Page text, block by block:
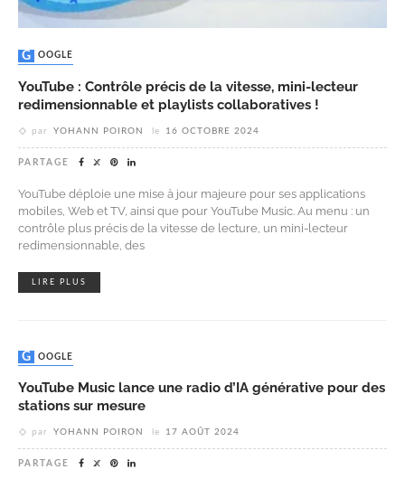
GOOGLE
YouTube : Contrôle précis de la vitesse, mini-lecteur
redimensionnable et playlists collaboratives !
par YOHANN POIRON le 16 OCTOBRE 2024
PARTAGE
YouTube déploie une mise à jour majeure pour ses applications
mobiles, Web et TV, ainsi que pour YouTube Music. Au menu : un
contrôle plus précis de la vitesse de lecture, un mini-lecteur
redimensionnable, des
LIRE PLUS
GOOGLE
YouTube Music lance une radio d’IA générative pour des
stations sur mesure
par YOHANN POIRON le 17 AOÛT 2024
PARTAGE